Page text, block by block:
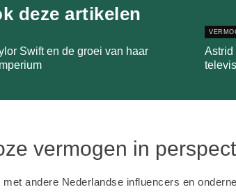
deze artikelen
Swift en de groei van haar
Astrid
vermogen in
met andere Nederlandse influencers en